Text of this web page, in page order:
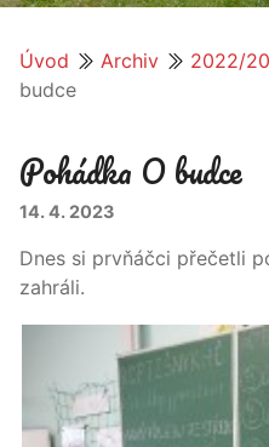
Úvod Archiv 2022/
budce
Pohádka O budce
14. 4. 2023
Dnes si prvňáčci přečetli
zahráli.